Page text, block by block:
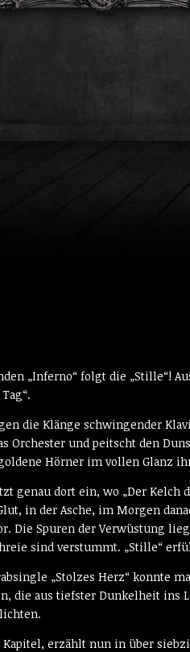
„Inferno“ folgt die „Stille“!
die Klänge schwingender
Orchester und peitscht den
Hörner im vollen Glanz
genau dort ein, wo „Der Kelch
in der Asche, im Morgen
Die Spuren der Verwüstung
sind verstummt. „Stille“
„Stolzes Herz“ konnte
die aus tiefster Dunkelheit ins
Kapitel, erzählt nun in über